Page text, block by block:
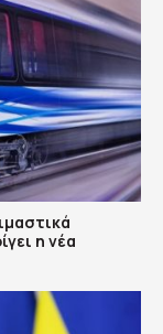
η νέα